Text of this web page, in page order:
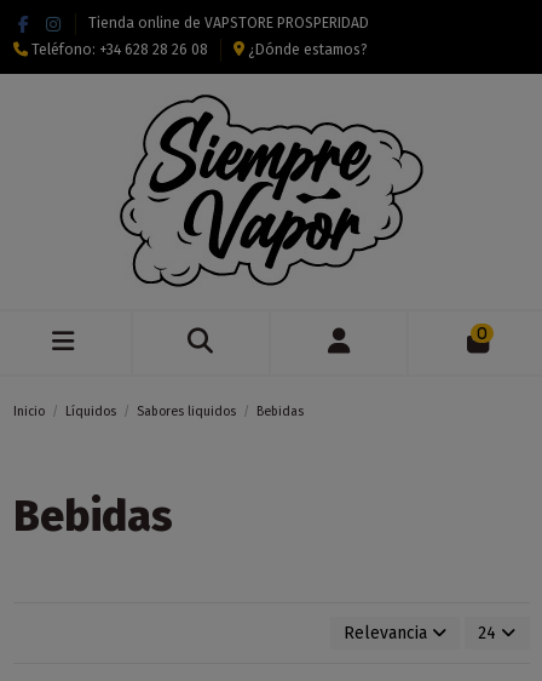
Tienda online de VAPSTORE PROSPERIDAD
Teléfono: +34 628 28 26 08 ¿Dónde estamos?
0
Inicio Líquidos Sabores liquidos Bebidas
Bebidas
Relevancia 24